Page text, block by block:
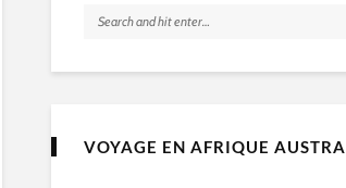
VOYAGE EN AFRIQUE